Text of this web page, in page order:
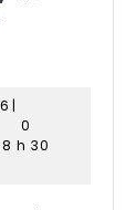
de
31
mars
2016
|
0
8 h 30